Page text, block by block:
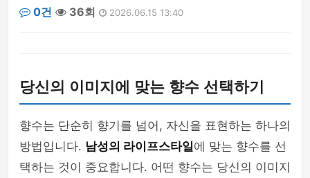
0건
36회 2026.06.15 13:40
당신의 이미지에 맞는 향수 선택하기
향수는 단순히 향기를 넘어, 자신을 표현하는 하나의
방법입니다. 남성의 라이프스타일에 맞는 향수를 선
택하는 것이 중요합니다. 어떤 향수는 당신의 이미지